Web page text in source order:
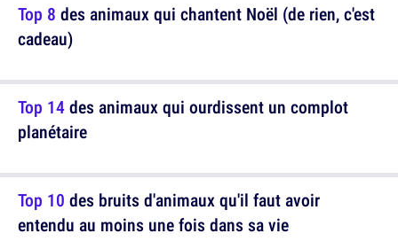
Top 8 des animaux qui chantent Noël (de rien, c'est
cadeau)
Top 10 des bruits d'animaux qu'il faut avoir
entendu au moins une fois dans sa vie
Top 14des animaux qui ourdissent un complot
planétaire